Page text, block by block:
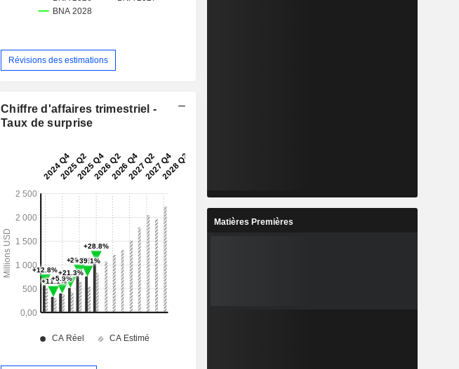
Révisions des estimations
Chiffre d'affaires trimestriel -
Taux de surprise
Matières Premières